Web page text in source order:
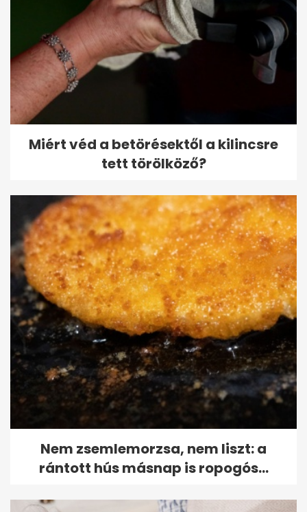
Miért véd a betörésektől a kilincsre
tett törölköző?
Nem zsemlemorzsa, nem liszt: a
rántott hús másnap is ropogós...